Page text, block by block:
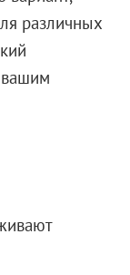
различных
вашим